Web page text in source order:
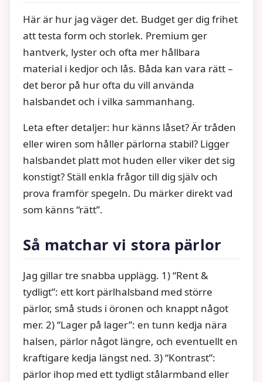
Här är hur jag väger det. Budget ger dig frihet
att testa form och storlek. Premium ger
hantverk, lyster och ofta mer hållbara
material i kedjor och lås. Båda kan vara rätt –
det beror på hur ofta du vill använda
halsbandet och i vilka sammanhang.
Leta efter detaljer: hur känns låset? Är tråden
eller wiren som håller pärlorna stabil? Ligger
halsbandet platt mot huden eller viker det sig
konstigt? Ställ enkla frågor till dig själv och
prova framför spegeln. Du märker direkt vad
som känns “rätt”.
Så matchar vi stora pärlor
Jag gillar tre snabba upplägg. 1) “Rent &
tydligt”: ett kort pärlhalsband med större
pärlor, små studs i öronen och knappt något
mer. 2) “Lager på lager”: en tunn kedja nära
halsen, pärlor något längre, och eventuellt en
kraftigare kedja längst ned. 3) “Kontrast”:
pärlor ihop med ett tydligt stålarmband eller